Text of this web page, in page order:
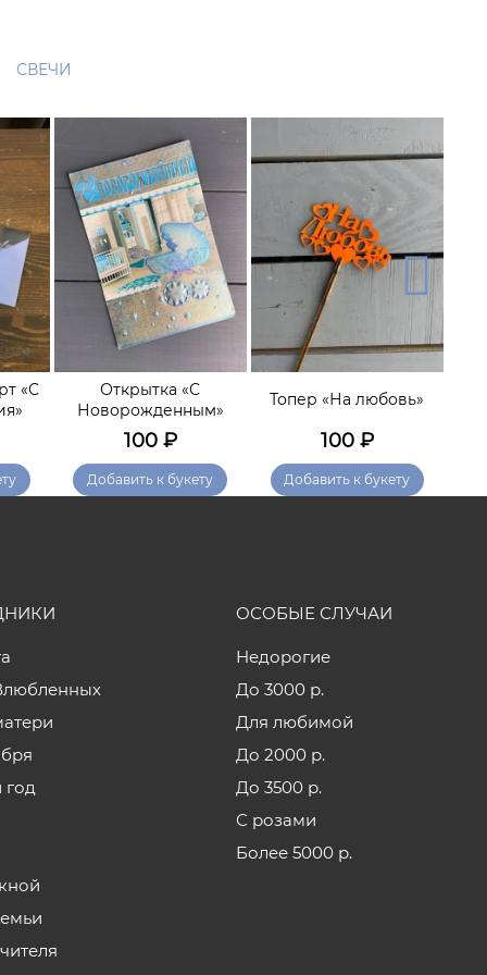
СВЕЧИ
«С
Открытка «С
Новорожденным»
100₽
Добавить к букету
Топер «На любовь»
100₽
Добавить к букету
ОСОБЫЕ СЛУЧАИ
Недорогие
До 3000 р.
Для любимой
До 2000 р.
До 3500 р.
С розами
Более 5000 р.